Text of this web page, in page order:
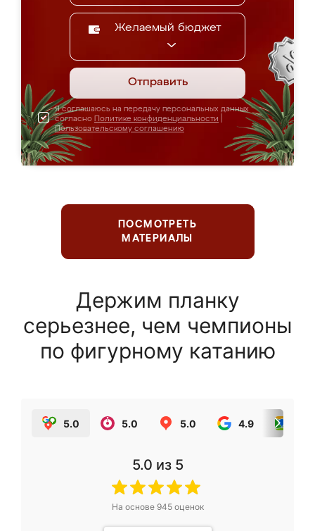
Желаемый бюджет
Отправить
Я соглашаюсь на передачу персональных данных
согласно Политике конфиденциальности
Пользовательскому соглашению
ПОСМОТРЕТЬ
МАТЕРИАЛЫ
Держим планку
серьезнее, чем чемпионы
по фигурному катанию
5.0 5.0 5.0 4.9
5.0 из 5
На основе 945оценок